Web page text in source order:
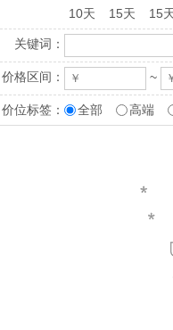
10天
15天 15
关键词：
价格区间： ~
价位标签： 全部 高端